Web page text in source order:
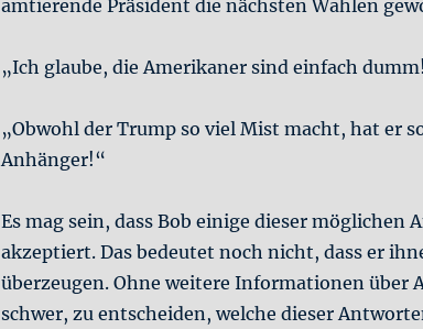
amtierende Präsident die nächsten Wahlen
„Ich glaube, die Amerikaner sind einfach
„Obwohl der Trump so viel Mist macht, hat er
Anhänger!“
Es mag sein, dass Bob einige dieser möglichen
akzeptiert. Das bedeutet noch nicht, dass er
überzeugen. Ohne weitere Informationen über
schwer, zu entscheiden, welche dieser